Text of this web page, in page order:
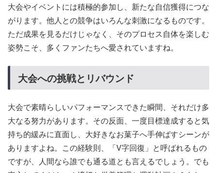
大会やイベントには積極的参加し、新たな自信獲得につな
がります。他人との競争はいろんな刺激になるものです。
ただ成果を見るだけじゃなく、そのプロセス自体を楽しむ
姿勢こそ、多くファンたちへ愛されていますね。
大会への挑戦とリバウンド
大会で素晴らしいパフォーマンスできた瞬間、それだけ多
大なる努力があります。その反面、一度目標達成すると気
持ち的緩みに直面し、大好きなお菓子へ手伸ばすシーンが
ありますよね。この経験則、「V字回復」と呼ばれるもの
ですが、人間なら誰でも通る道とも言えるでしょう。でも